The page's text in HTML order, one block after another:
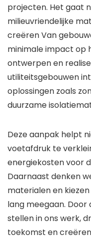
projecten. Het gaat
milieuvriendelijke
creëren Van
minimale impact op
ontwerpen en
utiliteitsgebouwen
oplossingen zoals
duurzame
Deze aanpak helpt
voetafdruk te
energiekosten voor
Daarnaast denken
materialen en
lang meegaan.
stellen in ons werk,
toekomst en